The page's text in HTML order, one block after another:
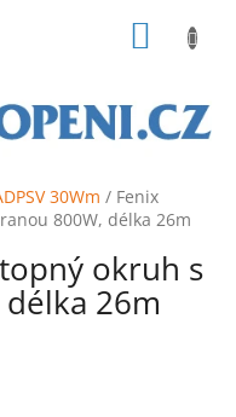
30Wm / Fenix
800W, délka 26m
okruh s
26m